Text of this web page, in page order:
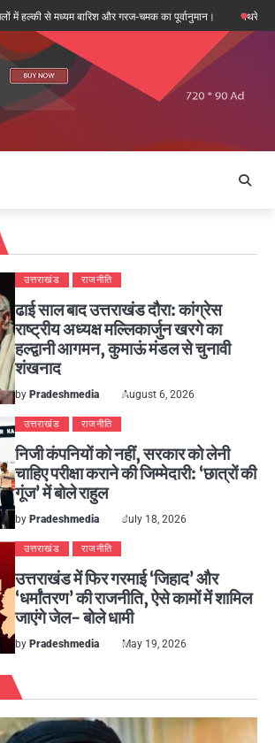
मध्यम बारिश और गरज-चमक का पूर्वानुमान। पथरेश्वर मंदिर
उत्तराखंड राजनीति
ढाई साल बाद उत्तराखंड दौरा: कांग्रेस
राष्ट्रीय अध्यक्ष मल्लिकार्जुन खरगे का
हल्द्वानी आगमन, कुमाऊं मंडल से चुनावी
शंखनाद
by Pradeshmedia August 6, 2026
उत्तराखंड राजनीति
निजी कंपनियों को नहीं, सरकार को लेनी
चाहिए परीक्षा कराने की जिम्मेदारी: ‘छात्रों की
गूंज’ में बोले राहुल
by Pradeshmedia July 18, 2026
उत्तराखंड राजनीति
उत्तराखंड में फिर गरमाई ‘जिहाद’ और
‘धर्मांतरण’ की राजनीति, ऐसे कामों में शामिल
जाएंगे जेल- बोले धामी
by Pradeshmedia May 19, 2026